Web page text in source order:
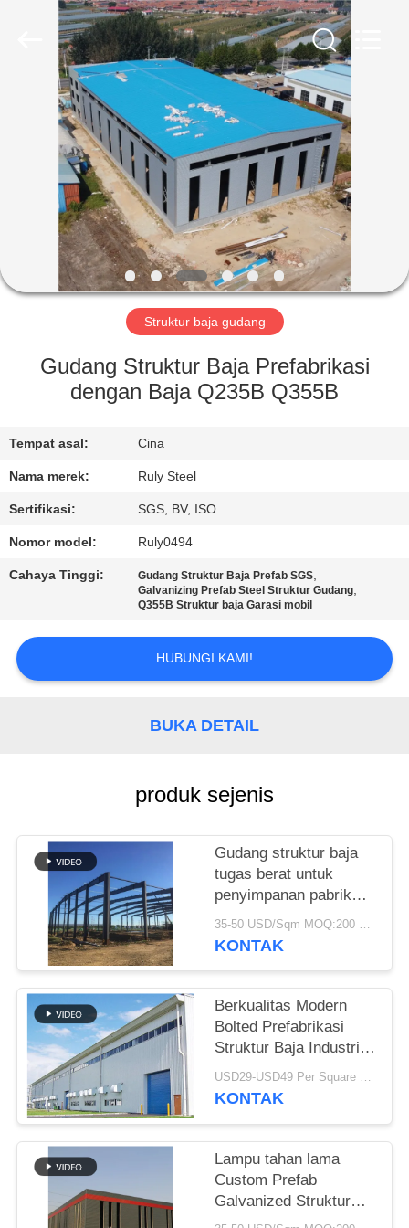
RUMAH
PRODUK
VIDEO
TAMPILAN
VR
TENTANG
TUR
PABRIK
KONTROL
KAMI
KESALAHAN
BLOG
SITEMAP
PRIVACY
POLICY
Struktur baja gudang
Gudang Struktur Baja Prefabrikasi
dengan Baja Q235B Q355B
Tempat asal: Cina
Nama merek: Ruly Steel
Sertifikasi: SGS, BV, ISO
Nomor model: Ruly0494
Cahaya Tinggi: Gudang Struktur Baja Prefab SGS,
Galvanizing Prefab Steel Struktur Gudang,
Q355B Struktur baja Garasi mobil
HUBUNGI KAMI!
BUKA DETAIL
produk sejenis
Gudang struktur baja
tugas berat untuk
penyimpanan pabrik
semen
35-50 USD/Sqm MOQ:200 meter persegi
KONTAK
Berkualitas Modern
Bolted Prefabrikasi
Struktur Baja Industri
Gudang Untuk Pabrik
USD29-USD49 Per Square Meter MOQ:200 meter persegi
KONTAK
Lampu tahan lama
Custom Prefab
Galvanized Struktur
Baja Gudang Untuk